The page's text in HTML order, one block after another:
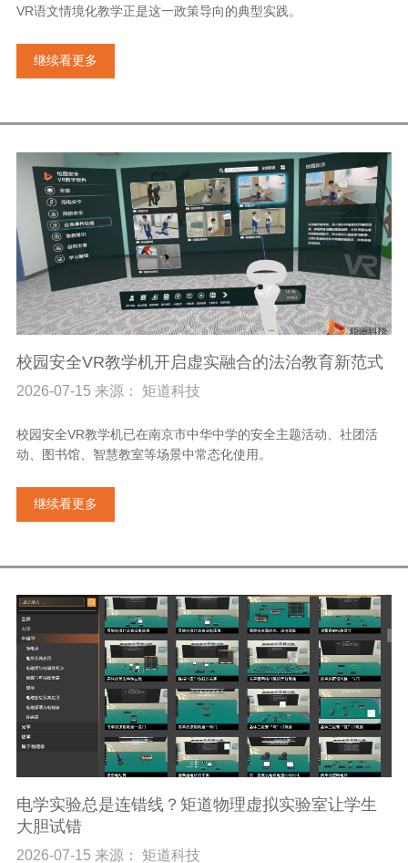
VR语文情境化教学正是这一政策导向的典型实践。
继续看更多
校园安全VR教学机开启虚实融合的法治教育新范式
2026-07-15 来源： 矩道科技
校园安全VR教学机已在南京市中华中学的安全主题活动、社团活
动、图书馆、智慧教室等场景中常态化使用。
继续看更多
电学实验总是连错线？矩道物理虚拟实验室让学生
大胆试错
2026-07-15 来源： 矩道科技